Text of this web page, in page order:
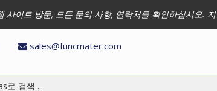
이트 방문, 모든 문의 사항, 연락처를 확인하십시오.
 sales@funcmater.com